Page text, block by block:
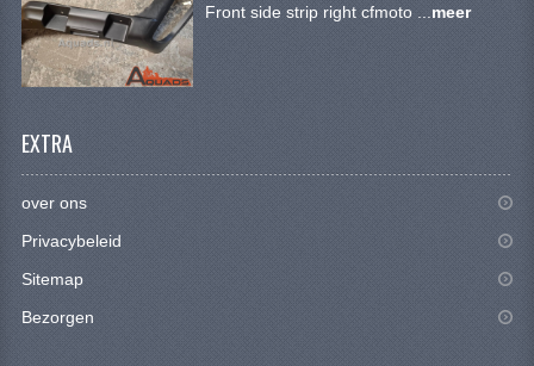
SEGWAY QUADS
Front side strip right cfmoto ... meer
EXTRA
over ons
Privacybeleid
Sitemap
Bezorgen